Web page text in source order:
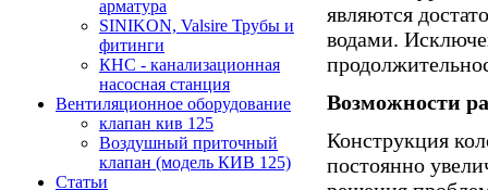
арматура
SINIKON, Valsire Трубы и
фитинги
КНС - канализационная
насосная станция
Вентиляционное оборудование
клапан кив 125
Воздушный приточный
клапан (модель КИВ 125)
Статьи
являются
водами.
Возможности
Конструкция
постоянно